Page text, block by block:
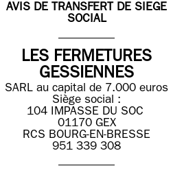
AVIS DE TRANSFERT DE SIEGE
SOCIAL
LES FERMETURES
GESSIENNES
SARL au capital de 7.000 euros
Siège social :
104 IMPASSE DU SOC
01170 GEX
RCS BOURG-EN-BRESSE
951 339 308